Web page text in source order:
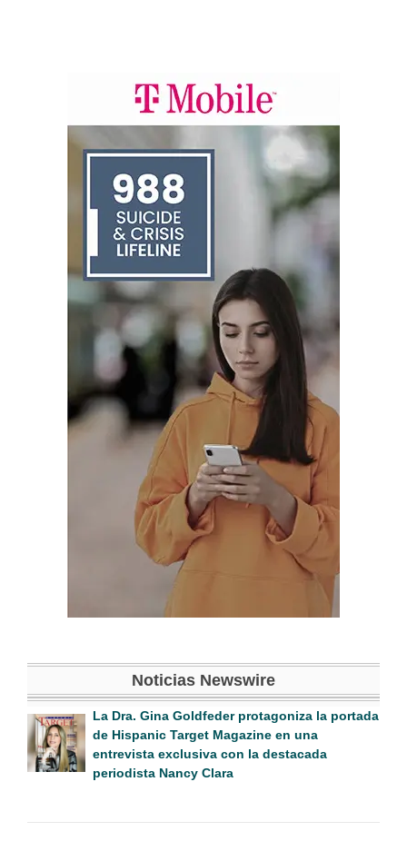
Noticias Newswire
La Dra. Gina Goldfeder protagoniza la portada
de Hispanic Target Magazine en una
entrevista exclusiva con la destacada
periodista Nancy Clara